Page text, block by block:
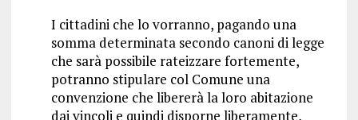
I cittadini che lo vorranno, pagando una
somma determinata secondo canoni di legge
che sarà possibile rateizzare fortemente,
potranno stipulare col Comune una
convenzione che libererà la loro abitazione
dai vincoli e quindi disporne liberamente,